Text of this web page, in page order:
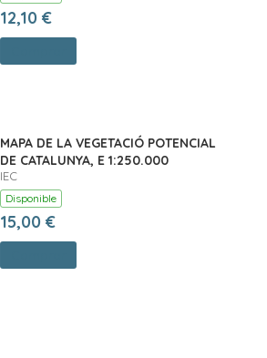
12,10 €
MAPA DE LA VEGETACIÓ POTENCIAL
DE CATALUNYA, E 1:250.000
IEC
Disponible
15,00 €